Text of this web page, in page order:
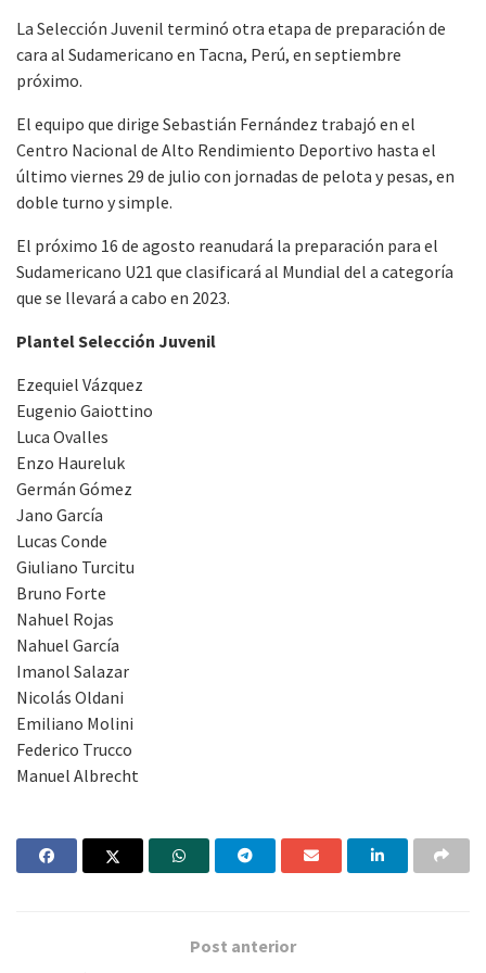
La Selección Juvenil terminó otra etapa de preparación de
cara al Sudamericano en Tacna, Perú, en septiembre
próximo.
El equipo que dirige Sebastián Fernández trabajó en el
Centro Nacional de Alto Rendimiento Deportivo hasta el
último viernes 29 de julio con jornadas de pelota y pesas, en
doble turno y simple.
El próximo 16 de agosto reanudará la preparación para el
Sudamericano U21 que clasificará al Mundial del a categoría
que se llevará a cabo en 2023.
Plantel Selección Juvenil
Ezequiel Vázquez
Eugenio Gaiottino
Luca Ovalles
Enzo Haureluk
Germán Gómez
Jano García
Lucas Conde
Giuliano Turcitu
Bruno Forte
Nahuel Rojas
Nahuel García
Imanol Salazar
Nicolás Oldani
Emiliano Molini
Federico Trucco
Manuel Albrecht
Post anterior